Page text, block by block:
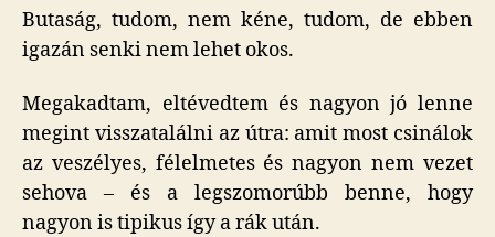
Butaság, tudom, nem kéne, tudom, de ebben
igazán senki nem lehet okos.
Megakadtam, eltévedtem és nagyon jó lenne
megint visszatalálni az útra: amit most csinálok
az veszélyes, félelmetes és nagyon nem vezet
sehova – és a legszomorúbb benne, hogy
nagyon is tipikus így a rák után.